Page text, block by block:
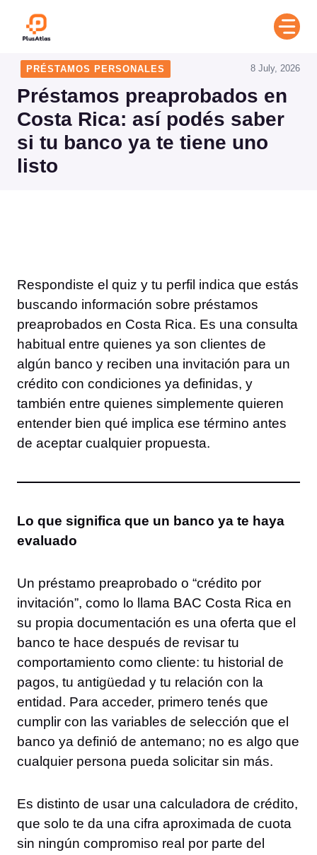
PRÉSTAMOS PERSONALES
Préstamos preaprobados en
Costa Rica: así podés saber
si tu banco ya te tiene uno
listo
8 July, 2026
Respondiste el quiz y tu perfil indica que estás
buscando información sobre préstamos
preaprobados en Costa Rica. Es una consulta
habitual entre quienes ya son clientes de
algún banco y reciben una invitación para un
crédito con condiciones ya definidas, y
también entre quienes simplemente quieren
entender bien qué implica ese término antes
de aceptar cualquier propuesta.
Lo que significa que un banco ya te haya
evaluado
Un préstamo preaprobado o “crédito por
invitación”, como lo llama BAC Costa Rica en
su propia documentación es una oferta que el
banco te hace después de revisar tu
comportamiento como cliente: tu historial de
pagos, tu antigüedad y tu relación con la
entidad. Para acceder, primero tenés que
cumplir con las variables de selección que el
banco ya definió de antemano; no es algo que
cualquier persona pueda solicitar sin más.
Es distinto de usar una calculadora de crédito,
que solo te da una cifra aproximada de cuota
sin ningún compromiso real por parte del